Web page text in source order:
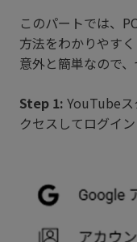
このパートでは、
方法をわかりやす
意外と簡単なので
Step 1: YouTube
クセスしてログイン